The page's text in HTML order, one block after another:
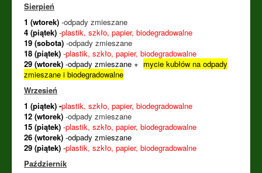
Sierpień
1 (wtorek) -odpady zmieszane
4 (piątek) -plastik, szkło, papier, biodegradowalne
19 (sobota) -odpady zmieszane
18 (piątek) -plastik, szkło, papier, biodegradowalne
29 (wtorek) -odpady zmieszane + mycie kubłów na odpady
zmieszane i biodegradowalne
Wrzesień
1 (piątek) -plastik, szkło, papier, biodegradowalne
12 (wtorek) -odpady zmieszane
15 (piątek) -plastik, szkło, papier, biodegradowalne
26 (wtorek) -odpady zmieszane
29 (piątek) -plastik, szkło, papier, biodegradowalne
Październik